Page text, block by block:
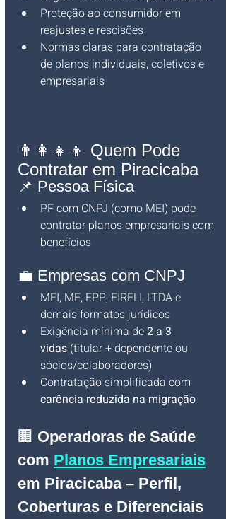
Proteção ao consumidor em
reajustes e rescisões
Normas claras para contratação
de planos individuais, coletivos e
empresariais
👨‍👩‍👧‍👦 Quem Pode
Contratar em Piracicaba
📌 Pessoa Física
PF com CNPJ (como MEI) pode
contratar planos empresariais com
benefícios
💼 Empresas com CNPJ
MEI, ME, EPP, EIRELI, LTDA e
demais formatos jurídicos
Exigência mínima de 2 a 3
vidas (titular + dependente ou
sócios/colaboradores)
Contratação simplificada com
carência reduzida na migração
🏢 Operadoras de Saúde
com Planos Empresariais
em Piracicaba – Perfil,
Coberturas e Diferenciais